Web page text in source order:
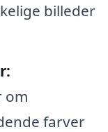
billeder
om
farver